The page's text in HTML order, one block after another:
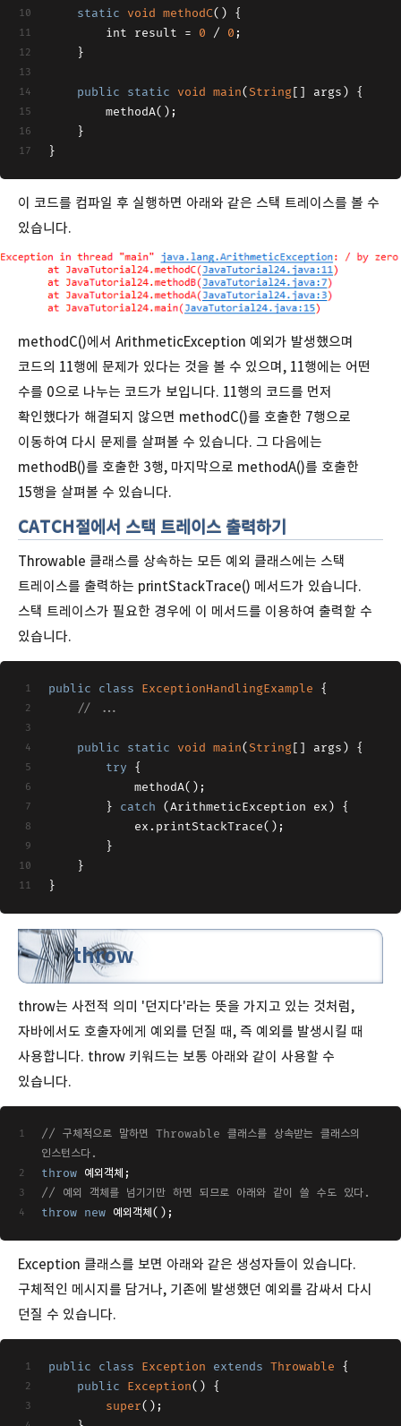
static void methodC( ) {
        int result =
0 / 0 ;
    }
public static void main(String[] args ) {
        methodA();
    }
}
이 코드를 컴파일 후 실행하면 아래와 같은 스택 트레이스를 볼 수
있습니다.
methodC()에서 ArithmeticException 예외가 발생했으며
코드의 11행에 문제가 있다는 것을 볼 수 있으며, 11행에는 어떤
수를 0으로 나누는 코드가 보입니다. 11행의 코드를 먼저
확인했다가 해결되지 않으면 methodC()를 호출한 7행으로
이동하여 다시 문제를 살펴볼 수 있습니다. 그 다음에는
methodB()를 호출한 3행, 마지막으로 methodA()를 호출한
15행을 살펴볼 수 있습니다.
CATCH절에서 스택 트레이스 출력하기
Throwable 클래스를 상속하는 모든 예외 클래스에는 스택
트레이스를 출력하는 printStackTrace() 메서드가 있습니다.
스택 트레이스가 필요한 경우에 이 메서드를 이용하여 출력할 수
있습니다.
public class ExceptionHandlingExample
{
// ...
public static void main(String[] args ) {
try {
            methodA();
        }
catch (ArithmeticException ex) {
            ex.printStackTrace();
        }
    }
}
throw
throw는 사전적 의미 '던지다'라는 뜻을 가지고 있는 것처럼,
자바에서도 호출자에게 예외를 던질 때, 즉 예외를 발생시킬 때
사용합니다. throw 키워드는 보통 아래와 같이 사용할 수
있습니다.
// 구체적으로 말하면 Throwable 클래스를 상속받는 클래스의
인스턴스다.
throw 예외객체;
// 예외 객체를 넘기기만 하면 되므로 아래와 같이 쓸 수도 있다.
throw new 예외객체();
Exception 클래스를 보면 아래와 같은 생성자들이 있습니다.
구체적인 메시지를 담거나, 기존에 발생했던 예외를 감싸서 다시
던질 수 있습니다.
public class Exception extends Throwable
{
public
Exception( ) {
super();